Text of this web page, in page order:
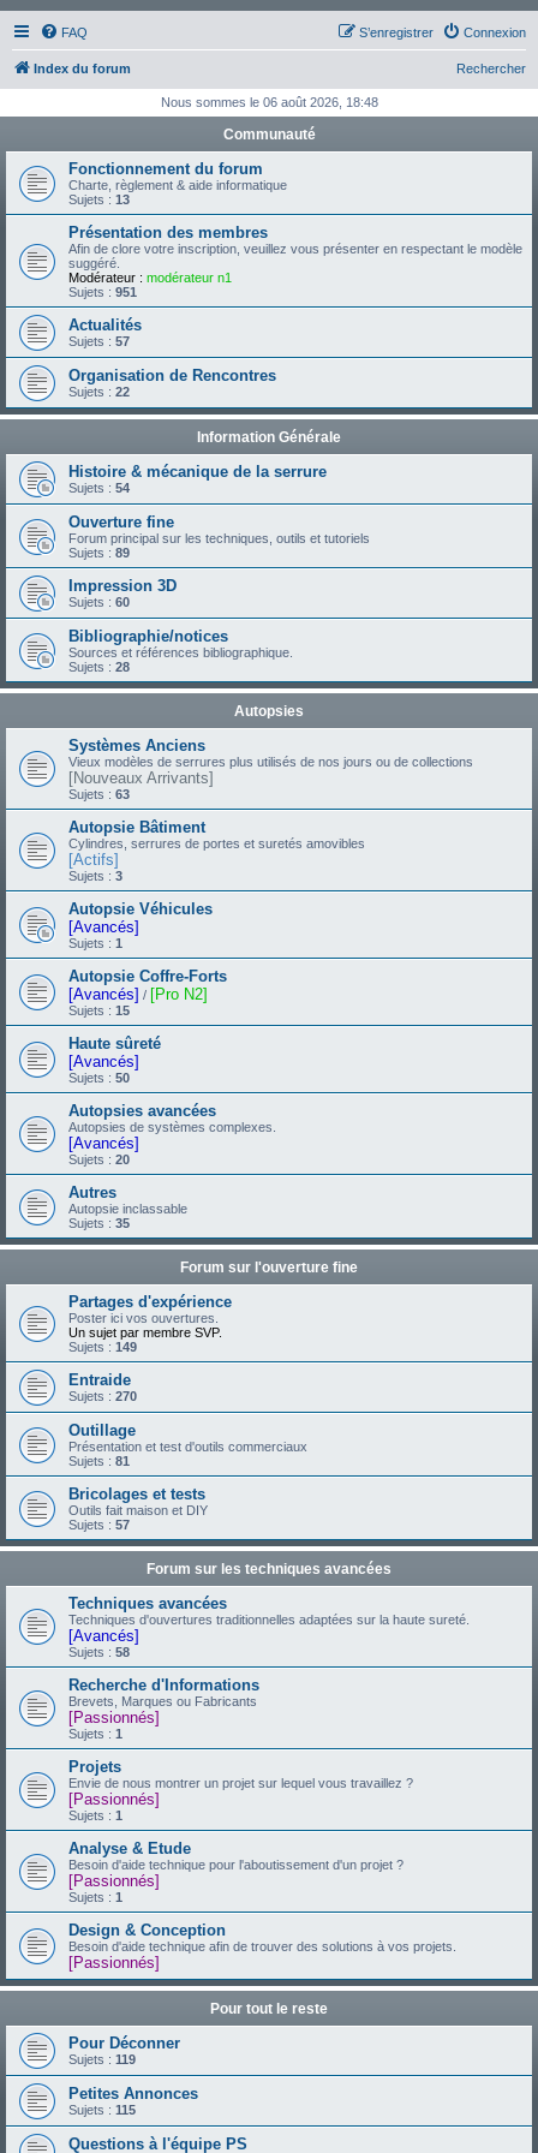
FAQ Connexion
S’enregistrer
Index du forum Rechercher
Nous sommes le 06 août 2026, 18:48
Communauté
Fonctionnement du forum
Charte, règlement & aide informatique
Sujets : 13
Présentation des membres
Afin de clore votre inscription, veuillez vous présenter en respectant le modèle
suggéré.
Modérateur : modérateur n1
Sujets : 951
Actualités
Sujets : 57
Organisation de Rencontres
Sujets : 22
Information Générale
Histoire & mécanique de la serrure
Sujets : 54
Ouverture fine
Forum principal sur les techniques, outils et tutoriels
Sujets : 89
Impression 3D
Sujets : 60
Bibliographie/notices
Sources et références bibliographique.
Sujets : 28
Autopsies
Systèmes Anciens
Vieux modèles de serrures plus utilisés de nos jours ou de collections
[Nouveaux Arrivants]
Sujets : 63
Autopsie Bâtiment
Cylindres, serrures de portes et suretés amovibles
[Actifs]
Sujets : 3
Autopsie Véhicules
[Avancés]
Sujets : 1
Autopsie Coffre-Forts
[Avancés] / [Pro N2]
Sujets : 15
Haute sûreté
[Avancés]
Sujets : 50
Autopsies avancées
Autopsies de systèmes complexes.
[Avancés]
Sujets : 20
Autres
Autopsie inclassable
Sujets : 35
Forum sur l'ouverture fine
Partages d'expérience
Poster ici vos ouvertures.
Un sujet par membre SVP.
Sujets : 149
Entraide
Sujets : 270
Outillage
Présentation et test d'outils commerciaux
Sujets : 81
Bricolages et tests
Outils fait maison et DIY
Sujets : 57
Forum sur les techniques avancées
Techniques avancées
Techniques d'ouvertures traditionnelles adaptées sur la haute sureté.
[Avancés]
Sujets : 58
Recherche d'Informations
Brevets, Marques ou Fabricants
[Passionnés]
Sujets : 1
Projets
Envie de nous montrer un projet sur lequel vous travaillez ?
[Passionnés]
Sujets : 1
Analyse & Etude
Besoin d'aide technique pour l'aboutissement d'un projet ?
[Passionnés]
Sujets : 1
Design & Conception
Besoin d'aide technique afin de trouver des solutions à vos projets.
[Passionnés]
Pour tout le reste
Pour Déconner
Sujets : 119
Petites Annonces
Sujets : 115
Questions à l'équipe PS